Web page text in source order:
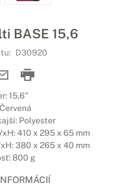
BASE 15,6
D30920
15,6"
Polyester
410 x 295 x 65 mm
380 x 265 x 40 mm
800 g